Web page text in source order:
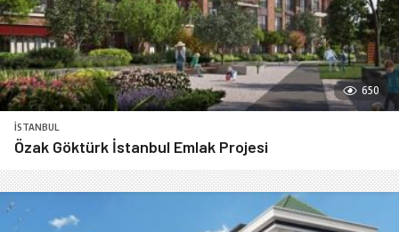
650
İSTANBUL
Özak Göktürk İstanbul Emlak Projesi